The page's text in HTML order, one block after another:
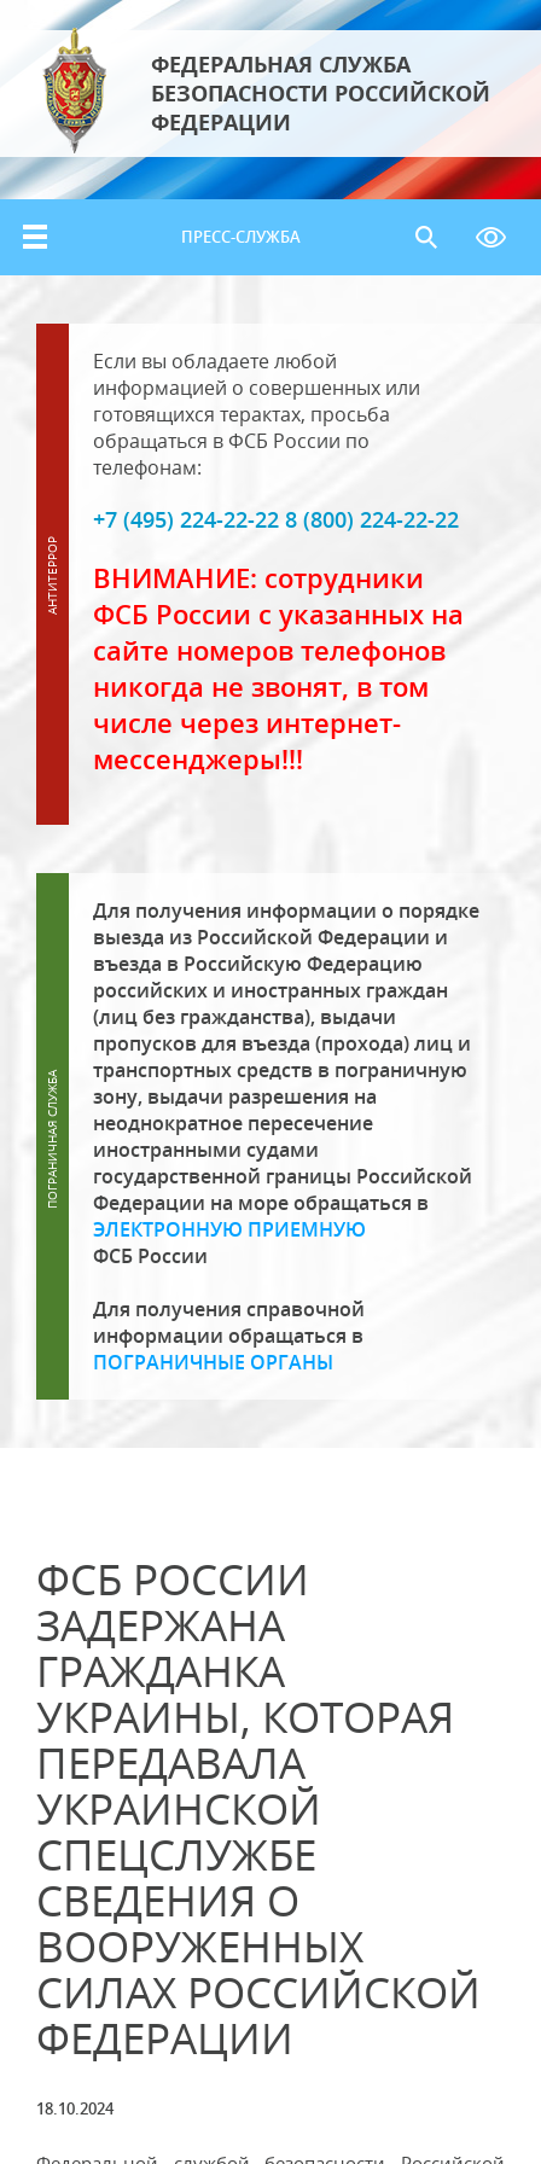
ФЕДЕРАЛЬНАЯ СЛУЖБА
БЕЗОПАСНОСТИ РОССИЙСКОЙ
ФЕДЕРАЦИИ
ПРЕСС-СЛУЖБА
Если вы обладаете любой
информацией о совершенных или
готовящихся терактах, просьба
обращаться в ФСБ России по
телефонам:
+7 (495) 224-22-22 8 (800) 224-22-22
ВНИМАНИЕ: сотрудники
ФСБ России с указанных на
сайте номеров телефонов
никогда не звонят, в том
числе через интернет-
мессенджеры!!!
Для получения информации о порядке
выезда из Российской Федерации и
въезда в Российскую Федерацию
российских и иностранных граждан
(лиц без гражданства), выдачи
пропусков для въезда (прохода) лиц и
транспортных средств в пограничную
зону, выдачи разрешения на
неоднократное пересечение
иностранными судами
государственной границы Российской
Федерации на море обращаться в
ЭЛЕКТРОННУЮ ПРИЕМНУЮ
ФСБ России
Для получения справочной
информации обращаться в
ПОГРАНИЧНЫЕ ОРГАНЫ
ФСБ РОССИИ
ЗАДЕРЖАНА
ГРАЖДАНКА
УКРАИНЫ, КОТОРАЯ
ПЕРЕДАВАЛА
УКРАИНСКОЙ
СПЕЦСЛУЖБЕ
СВЕДЕНИЯ О
ВООРУЖЕННЫХ
СИЛАХ РОССИЙСКОЙ
ФЕДЕРАЦИИ
18.10.2024